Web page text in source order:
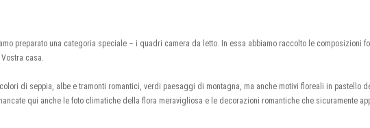
preparato una categoria speciale – i quadri camera da letto. In essa abbiamo raccolto le composizioni
casa.
di seppia, albe e tramonti romantici, verdi paesaggi di montagna, ma anche motivi floreali in pastello
qui anche le foto climatiche della flora meravigliosa e le decorazioni romantiche che sicuramente